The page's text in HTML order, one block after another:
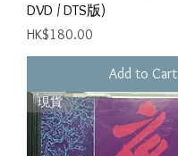
DVD / DTS版)
Price
HK$180.00
Add to Cart
現貨